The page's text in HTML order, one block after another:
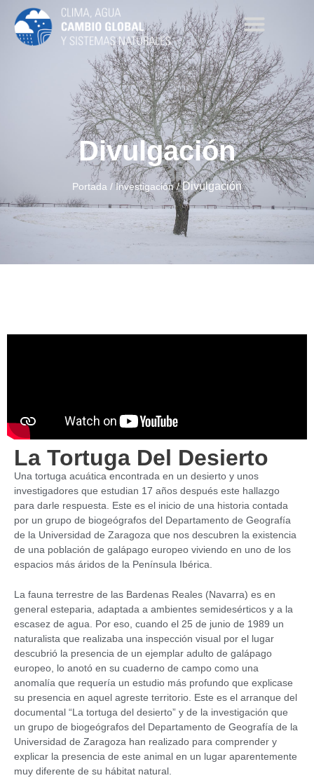
Divulgación
Portada / Investigación/Divulgación
La Tortuga Del Desierto
Una tortuga acuática encontrada en un desierto y unos
investigadores que estudian 17 años después este hallazgo
para darle respuesta. Este es el inicio de una historia contada
por un grupo de biogeógrafos del Departamento de Geografía
de la Universidad de Zaragoza que nos descubren la existencia
de una población de galápago europeo viviendo en uno de los
espacios más áridos de la Península Ibérica.
La fauna terrestre de las Bardenas Reales (Navarra) es en
general esteparia, adaptada a ambientes semidesérticos y a la
escasez de agua. Por eso, cuando el 25 de junio de 1989 un
naturalista que realizaba una inspección visual por el lugar
descubrió la presencia de un ejemplar adulto de galápago
europeo, lo anotó en su cuaderno de campo como una
anomalía que requería un estudio más profundo que explicase
su presencia en aquel agreste territorio. Este es el arranque del
documental “La tortuga del desierto” y de la investigación que
un grupo de biogeógrafos del Departamento de Geografía de la
Universidad de Zaragoza han realizado para comprender y
explicar la presencia de este animal en un lugar aparentemente
muy diferente de su hábitat natural.